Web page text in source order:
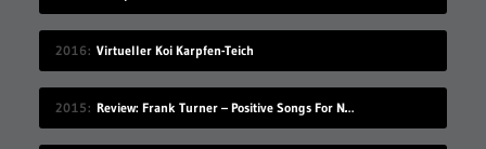
2016 Virtueller Koi Karpfen-Teich
2015 Review: Frank Turner – Positive Songs For Negative People